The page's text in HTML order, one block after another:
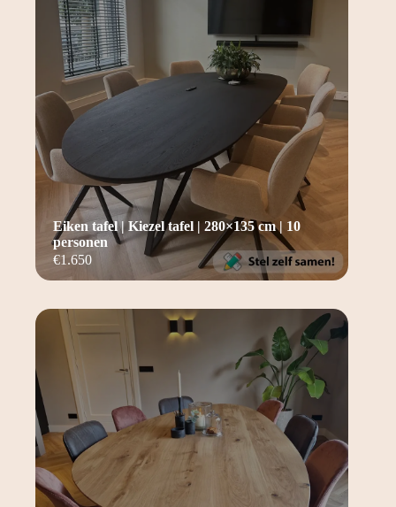
€1.650
Eiken tafel | Kiezel tafel | 280×135 cm | 10
personen